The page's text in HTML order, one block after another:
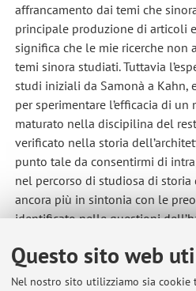
Questo sito web
Nel nostro sito utilizziamo sia cookie
affrancamento dai temi che
principale produzione di articoli
significa che le mie ricerche non
temi sinora studiati. Tuttavia
studi iniziali da Samonà a Kahn,
per sperimentare l’efficacia di
maturato nella discipilina del
verificato nella storia
punto tale da consentirmi di
nel percorso di studiosa di storia
ancora più in sintonia con le
identificato nelle questioni
femminismo (di quello storico e